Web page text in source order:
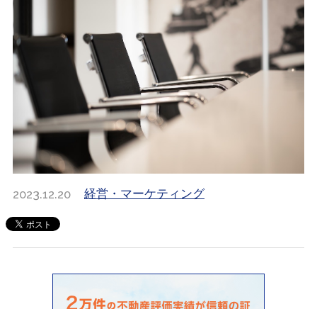
2023.12.20 経営・マーケティング